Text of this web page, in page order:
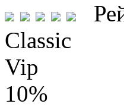
Classic
Vip
10%